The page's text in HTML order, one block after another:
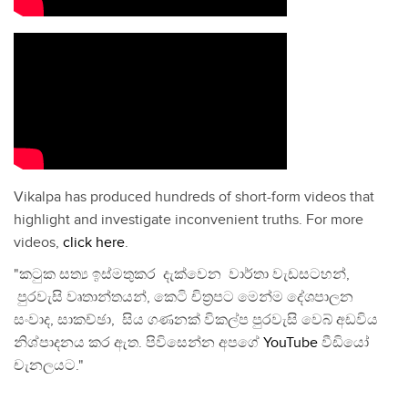
Vikalpa has produced hundreds of short-form videos that
highlight and investigate inconvenient truths. For more
videos, click here.
"කටුක සත්‍ය ඉස්මතුකර දැක්වෙන වාර්තා වැඩසටහන්,
පුරවැසි වෘතාන්තයන්, කෙටි චිත්‍රපට මෙන්ම දේශපාලන
සංවාද, සාකච්ඡා, සිය ගණනක් විකල්ප පුරවැසි වෙබ් අඩවිය
නිශ්පාදනය කර ඇත. පිවිසෙන්න අපගේ YouTube වීඩියෝ
චැනලයට."